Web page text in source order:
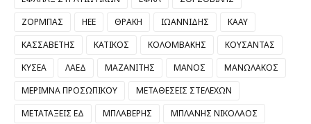
ΖΟΡΜΠΑΣ
ΗΕΕ ΘΡΑΚΗ ΙΩΑΝΝΙΔΗΣ
ΚΑΑΥ
ΚΑΣΣΑΒΕΤΗΣ
ΚΑΤΙΚΟΣ ΚΟΛΟΜΒΑΚΗΣ
ΚΟΥΣΑΝΤΑΣ
ΚΥΣΕΑ
ΛΑΕΔ ΜΑΖΑΝΙΤΗΣ ΜΑΝΟΣ
ΜΑΝΩΛΑΚΟΣ
ΜΕΡΙΜΝΑ ΠΡΟΣΩΠΙΚΟΥ
ΜΕΤΑΘΕΣΕΙΣ ΣΤΕΛΕΧΩΝ
ΜΕΤΑΤΑΞΕΙΣ ΕΔ
ΜΠΛΑΒΕΡΗΣ
ΜΠΛΑΝΗΣ ΝΙΚΟΛΑΟΣ